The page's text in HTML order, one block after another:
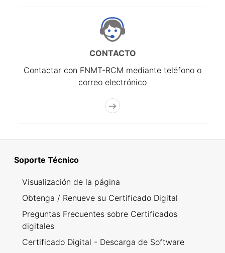
CONTACTO
Contactar con FNMT-RCM mediante teléfono o
correo electrónico
Soporte Técnico
Visualización de la página
Obtenga / Renueve su Certificado Digital
Preguntas Frecuentes sobre Certificados
digitales
Certificado Digital - Descarga de Software